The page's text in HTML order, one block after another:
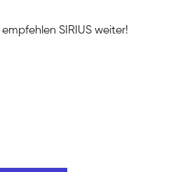
empfehlen SIRIUS weiter!